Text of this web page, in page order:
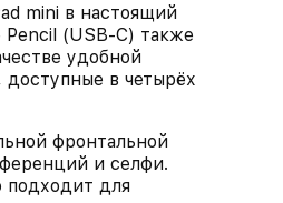
mini в настоящий
Pencil (USB-C) также
удобной
в четырёх
фронтальной
и селфи.
подходит для